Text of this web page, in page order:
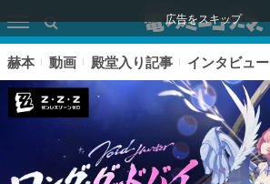
広告をスキップ
赫本 動画 殿堂入り記事 インタビュー